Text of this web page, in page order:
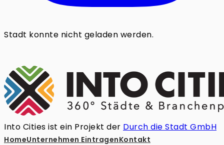
Stadt konnte nicht geladen werden.
Into Cities ist ein Projekt der Durch die Stadt GmbH
HomeUnternehmen EintragenKontakt